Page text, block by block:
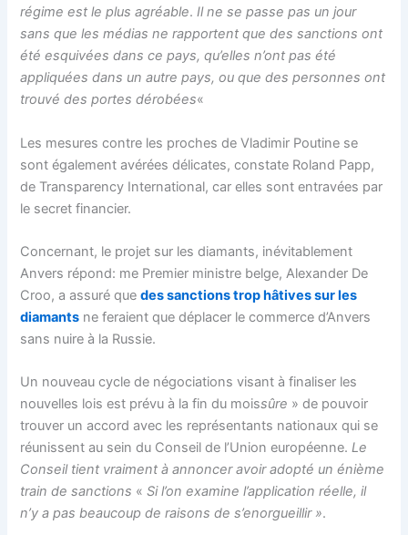
régime est le plus agréable.Il ne se passe pas un jour
sans que les médias ne rapportent que des sanctions ont
été esquivées dans ce pays, qu’elles n’ont pas été
appliquées dans un autre pays, ou que des personnes ont
trouvé des portes dérobées«
Les mesures contre les proches de Vladimir Poutine se
sont également avérées délicates, constate Roland Papp,
de Transparency International, car elles sont entravées par
le secret financier.
Concernant, le projet sur les diamants, inévitablement
Anvers répond: me Premier ministre belge, Alexander De
Croo, a assuré quedes sanctions trop hâtives sur les
diamants ne feraient que déplacer le commerce d’Anvers
sans nuire à la Russie.
Un nouveau cycle de négociations visant à finaliser les
nouvelles lois est prévu à la fin du moissûre » de pouvoir
trouver un accord avec les représentants nationaux qui se
réunissent au sein du Conseil de l’Union européenne.Le
Conseil tient vraiment à annoncer avoir adopté un énième
train de sanctions «Si l’on examine l’application réelle, il
n’y a pas beaucoup de raisons de s’enorgueillir ».